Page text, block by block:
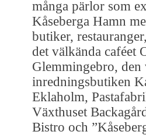
många pärlor som
Kåseberga Hamn
butiker,
det välkända caféet
Glemmingebro, den
inredningsbutiken
Eklaholm,
Växthuset
Bistro och